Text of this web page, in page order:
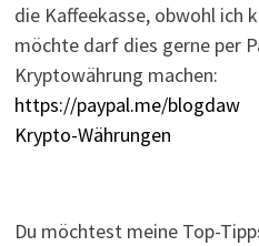
die Kaffeekasse, obwohl ich
möchte darf dies gerne per
Kryptowährung machen:
https://paypal.me/blogdaw
Krypto-Währungen
Du möchtest meine Top-